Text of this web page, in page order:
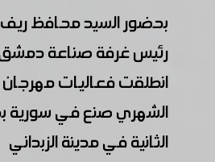
بحضور السيد محافظ
رئيس غرفة صناعة
انطلقت فعاليات
الثانية في مدينة الزبداني